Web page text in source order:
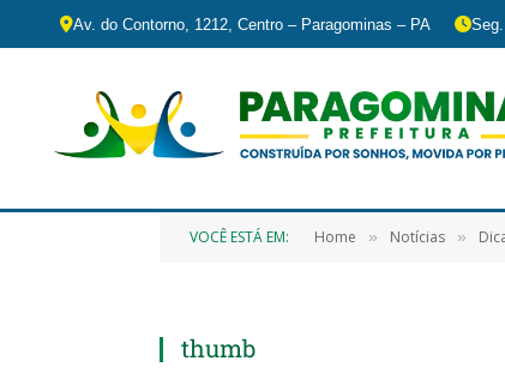
Av. do Contorno, 1212, Centro – Paragominas – PA
VOCÊ ESTÁ EM: Home » Notícias »
thumb